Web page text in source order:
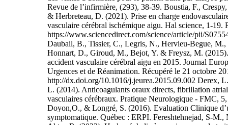
Revue de l’infirmière, (293), 38-39. Boustia, F.,
& Herbreteau, D. (2021). Prise en charge
vasculaire cérébral ischémique aigu. Hal science, 1-19.
https://www.sciencedirect.com/science/article/pii/
Daubail, B., Tissier, C., Legris, N., Hervieu-Begue,
Honnart, D., Giroud, M., Bejot, Y. & Freysz, M.
accident vasculaire cérébral aigu en 2015. Journal
Urgences et de Réanimation. Récupéré le 21 octobre
http://dx.doi.org/10.1016/j.jeurea.2015.09.002 Derex,
L. (2014). Anticoagulants oraux directs, fibrillation
vasculaires cérébraux. Pratique Neurologique - FMC,
Doyon,O., & Longré, S. (2016). Evaluation Clinique
symptomatique. Québec : ERPI. Fereshtehnejad, S-